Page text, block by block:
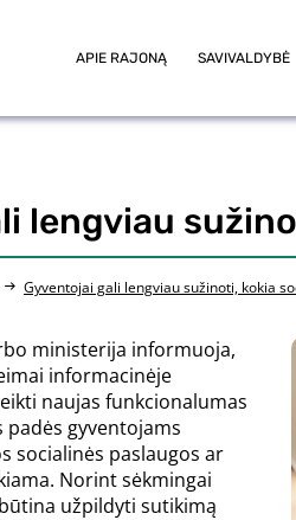
APIE RAJONĄ SAVIVALDYBĖ
lengviau
Gyventojai gali lengviau sužinoti, kokia
ministerija informuoja,
informacinėje
naujas funkcionalumas
padės gyventojams
socialinės paslaugos ar
Norint sėkmingai
užpildyti sutikimą